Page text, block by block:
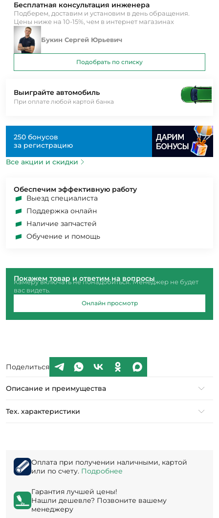
Выиграйте автомобиль
При оплате любой картой банка
250 бонусов
за регистрацию
Все акции и скидки
Обеспечим эффективную работу
Выезд специалиста
Поддержка онлайн
Наличие запчастей
Обучение и помощь
Покажем товар и ответим на вопросы
Камеру включать не понадобиться. Менеджер не будет
вас видеть.
Онлайн просмотр
Бесплатная консультация инженера
Подберем, доставим и установим в день обращения.
Цены ниже на 10-15%, чем в интернет магазинах
Букин Сергей Юрьевич
Подобрать по списку
Поделиться
Описание и преимущества
Тех. характеристики
Оплата при получении наличными, картой
или по счету. Подробнее
Гарантия лучшей цены!
Нашли дешевле? Позвоните вашему
менеджеру